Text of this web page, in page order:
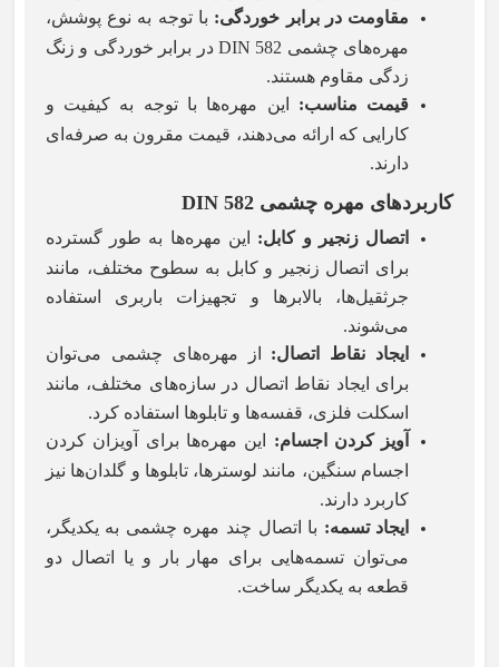
مقاومت در برابر خوردگی: با توجه به نوع پوشش،
مهره‌های چشمی DIN 582 در برابر خوردگی و زنگ
زدگی مقاوم هستند.
قیمت مناسب: این مهره‌ها با توجه به کیفیت و
کارایی که ارائه می‌دهند، قیمت مقرون به صرفه‌ای
دارند.
کاربردهای مهره چشمی
اتصال زنجیر و کابل: این مهره‌ها به طور گسترده
برای اتصال زنجیر و کابل به سطوح مختلف، مانند
جرثقیل‌ها، بالابرها و تجهیزات باربری استفاده
می‌شوند.
ایجاد نقاط اتصال: از مهره‌های چشمی می‌توان
برای ایجاد نقاط اتصال در سازه‌های مختلف، مانند
اسکلت فلزی، قفسه‌ها و تابلوها استفاده کرد.
آویز کردن اجسام: این مهره‌ها برای آویزان کردن
اجسام سنگین، مانند لوسترها، تابلوها و گلدان‌ها نیز
کاربرد دارند.
ایجاد تسمه: با اتصال چند مهره چشمی به یکدیگر،
می‌توان تسمه‌هایی برای مهار بار و یا اتصال دو
قطعه به یکدیگر ساخت.